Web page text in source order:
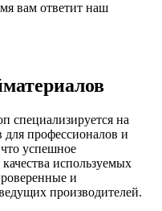
вам ответит наш
специализируется на
для профессионалов и
успешное
используемых
и
производителей.